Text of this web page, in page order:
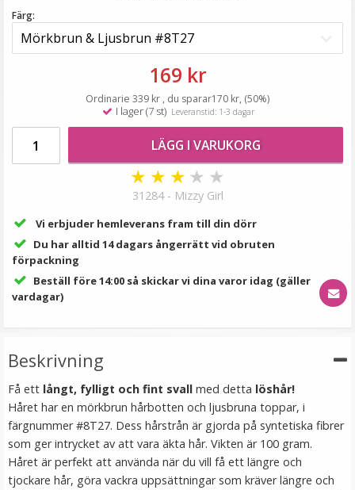
199 kr
VÄLJ
#27 Mellanbrun - Hästsvans vågig rosett
LÄGG I VARUKORG
Färg:
169 kr
Ordinarie 339 kr , du sparar170 kr, (50%)
I lager (7 st) Leveranstid: 1-3 dagar
LÄGG I VARUKORG
★ ★ ★ ★ ★
31284 - Mizzy Girl
Vi erbjuder hemleverans fram till din dörr
Du har alltid 14 dagars ångerrätt vid obruten
förpackning
Beställ före 14:00 så skickar vi dina varor idag (gäller
vardagar)
Beskrivning
Få ett långt, fylligt och fint svall med detta löshår!
Håret har en mörkbrun hårbotten och ljusbruna toppar, i
färgnummer #8T27. Dess hårstrån är gjorda på syntetiska fibrer
som ger intrycket av att vara äkta hår. Vikten är 100 gram.
Håret är perfekt att använda när du vill få ett längre och
tjockare hår, göra vackra uppsättningar som kräver längre och